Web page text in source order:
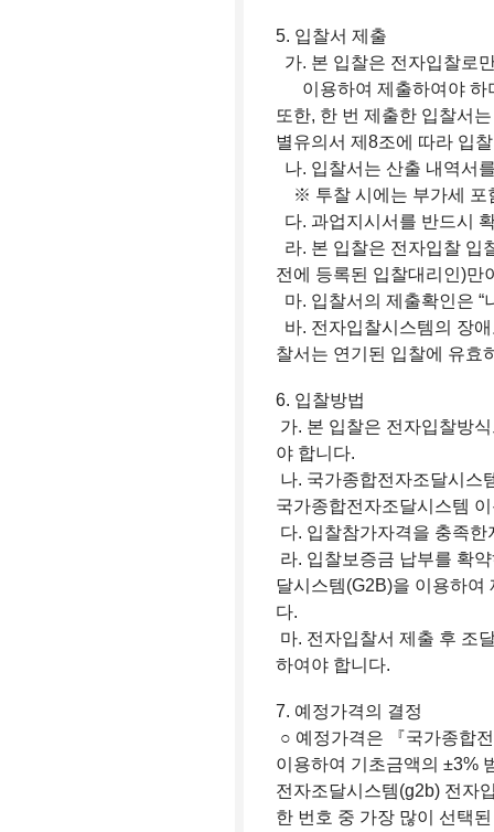
5. 입찰서 제출
가. 본 입찰은 전자입찰로
이용하여 제출하여야 하
또한, 한 번 제출한 입찰서
별유의서 제8조에 따라 입
나. 입찰서는 산출 내역서
※ 투찰 시에는 부가세 포
다. 과업지시서를 반드시
라. 본 입찰은 전자입찰 입
전에 등록된 입찰대리인)만
마. 입찰서의 제출확인은
바. 전자입찰시스템의 장
찰서는 연기된 입찰에 유효
6. 입찰방법
가. 본 입찰은 전자입찰방
야 합니다.
나. 국가종합전자조달시스
국가종합전자조달시스템
다. 입찰참가자격을 충족
라. 입찰보증금 납부를 확
달시스템(G2B)을 이용하여
다.
마. 전자입찰서 제출 후 조
하여야 합니다.
7. 예정가격의 결정
○ 예정가격은 『국가종합
이용하여 기초금액의 ±3%
전자조달시스템(g2b) 전자
한 번호 중 가장 많이 선택